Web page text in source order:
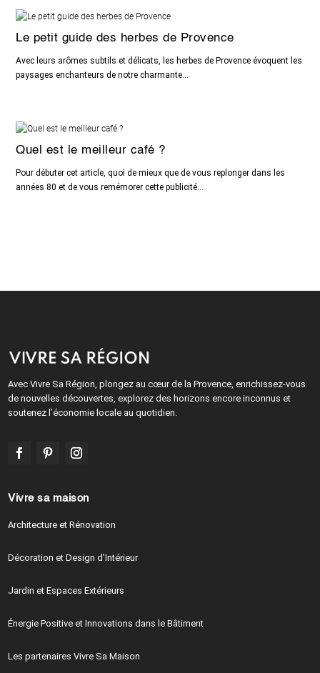
Le petit guide des herbes de Provence
Avec leurs arômes subtils et délicats, les herbes de Provence évoquent les
paysages enchanteurs de notre charmante...
Quel est le meilleur café ?
Pour débuter cet article, quoi de mieux que de vous replonger dans les
années 80 et de vous remémorer cette publicité...
Avec Vivre Sa Région, plongez au cœur de la Provence, enrichissez-vous
de nouvelles découvertes, explorez des horizons encore inconnus et
soutenez l’économie locale au quotidien.
Vivre sa maison
Architecture et Rénovation
Décoration et Design d’Intérieur
Jardin et Espaces Extérieurs
Énergie Positive et Innovations dans le Bâtiment
Les partenaires Vivre Sa Maison